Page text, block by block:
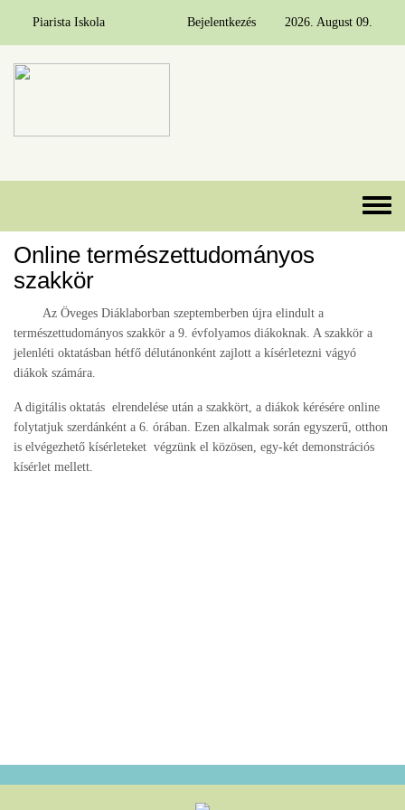
2026. August 09.
Piarista Iskola Bejelentkezés
Toggle
Online természettudományos
szakkör
Az Öveges Diáklaborban szeptemberben újra elindult a
természettudományos szakkör a 9. évfolyamos diákoknak. A szakkör a
jelenléti oktatásban hétfő délutánonként zajlott a kísérletezni vágyó
diákok számára.
A digitális oktatás elrendelése után a szakkört, a diákok kérésére online
folytatjuk szerdánként a 6. órában. Ezen alkalmak során egyszerű, otthon
is elvégezhető kísérleteket végzünk el közösen, egy-két demonstrációs
kísérlet mellett.